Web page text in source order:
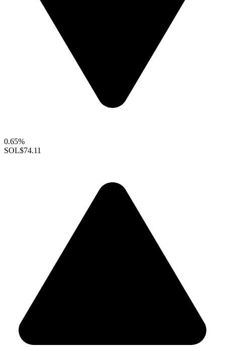
0.65%
SOL$74.11